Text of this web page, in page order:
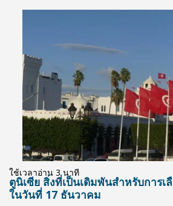
ใช้เวลาอ่าน 3 นาที
ตูนิเซีย สิ่งที่เป็นเดิมพันสำหรับการเ
ในวันที่ 17 ธันวาคม